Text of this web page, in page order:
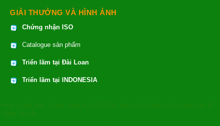
GIẢI THƯỞNG VÀ HÌNH ẢNH
Chứng nhận ISO
Catalogue sản phẩm
Triển lãm tại Đài Loan
Triển lãm tại INDONESIA